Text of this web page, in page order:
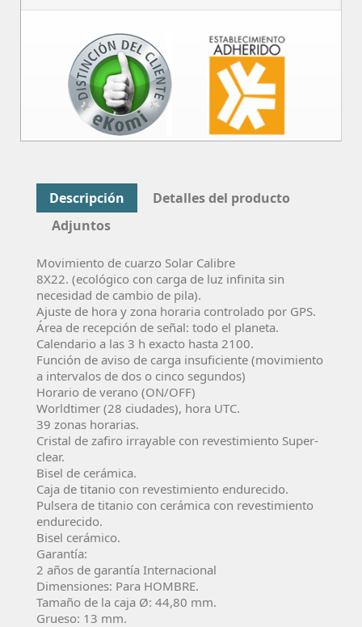
Descripción
Detalles del producto
Adjuntos
Movimiento de cuarzo Solar Calibre
8X22. (ecológico con carga de luz infinita sin
necesidad de cambio de pila).
Ajuste de hora y zona horaria controlado por GPS.
Área de recepción de señal: todo el planeta.
Calendario a las 3 h exacto hasta 2100.
Función de aviso de carga insuficiente (movimiento
a intervalos de dos o cinco segundos)
Horario de verano (ON/OFF)
Worldtimer (28 ciudades), hora UTC.
39 zonas horarias.
Cristal de zafiro irrayable con revestimiento Super-
clear.
Bisel de cerámica.
Caja de titanio con revestimiento endurecido.
Pulsera de titanio con cerámica con revestimiento
endurecido.
Bisel cerámico.
Garantía:
2 años de garantía Internacional
Dimensiones: Para HOMBRE.
Tamaño de la caja Ø: 44,80 mm.
Grueso: 13 mm.